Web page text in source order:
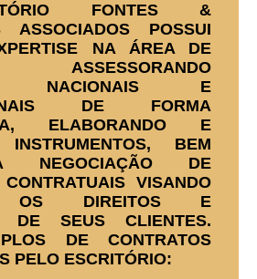
FONTES &
ASSOCIADOS POSSUI
NA ÁREA DE
ASSESSORANDO
NACIONAIS E
DE FORMA
ELABORANDO E
INSTRUMENTOS, BEM
NEGOCIAÇÃO DE
VISANDO
OS DIREITOS E
DE SEUS CLIENTES.
DE CONTRATOS
PELO ESCRITÓRIO: